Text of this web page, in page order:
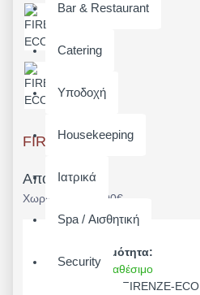
Bar & Restaurant
Catering
Υποδοχή
Housekeeping
Ιατρικά
Spa / Αισθητική
Security
FIRENZE-ECO
Από 80,60€
Χωρίς ΦΠΑ: 65,00€
Διαθεσιμότητα:
Άμεσα Διαθέσιμο
FIRENZE-ECO